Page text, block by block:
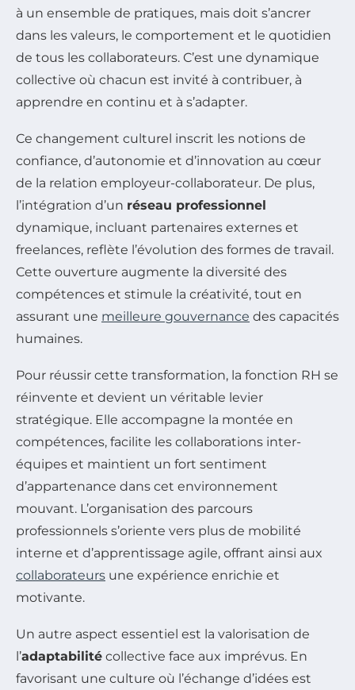
à un ensemble de pratiques, mais doit s’ancrer
dans les valeurs, le comportement et le quotidien
de tous les collaborateurs. C’est une dynamique
collective où chacun est invité à contribuer, à
apprendre en continu et à s’adapter.
Ce changement culturel inscrit les notions de
confiance, d’autonomie et d’innovation au cœur
de la relation employeur-collaborateur. De plus,
l’intégration d’un réseau professionnel
dynamique, incluant partenaires externes et
freelances, reflète l’évolution des formes de travail.
Cette ouverture augmente la diversité des
compétences et stimule la créativité, tout en
assurant une meilleure gouvernance des capacités
humaines.
Pour réussir cette transformation, la fonction RH se
réinvente et devient un véritable levier
stratégique. Elle accompagne la montée en
compétences, facilite les collaborations inter-
équipes et maintient un fort sentiment
d’appartenance dans cet environnement
mouvant. L’organisation des parcours
professionnels s’oriente vers plus de mobilité
interne et d’apprentissage agile, offrant ainsi aux
collaborateurs une expérience enrichie et
motivante.
Un autre aspect essentiel est la valorisation de
l’adaptabilité collective face aux imprévus. En
favorisant une culture où l’échange d’idées est